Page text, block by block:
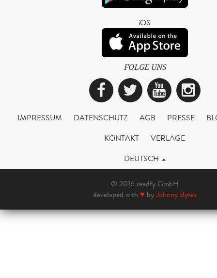
iOS
FOLGE UNS
Facebook
Twitter
IMPRESSUM DATENSCHUTZ AGB PRESSE
KONTAKT
VERLAGE
DEUTSCH
© 2016 readfy GmbH
developed with ♥ byJohnny Bytes